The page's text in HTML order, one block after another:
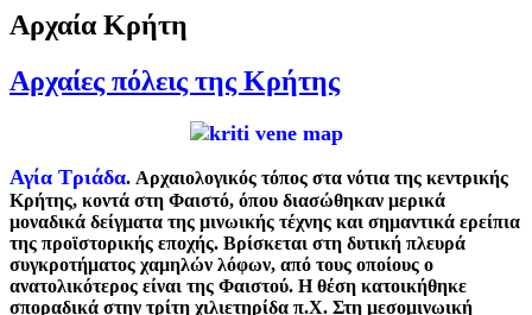
Αρχαία Κρήτη
Αρχαίες πόλεις της Κρήτης
Αγία Τριάδα. Αρχαιολογικός τόπος στα νότια της κεντρικής
Κρήτης, κοντά στη Φαιστό, όπου διασώθηκαν μερικά
μοναδικά δείγματα της μινωικής τέχνης και σημαντικά ερείπια
της προϊστορικής εποχής. Βρίσκεται στη δυτική πλευρά
συγκροτήματος χαμηλών λόφων, από τους οποίους ο
ανατολικότερος είναι της Φαιστού. Η θέση κατοικήθηκε
σποραδικά στην τρίτη χιλιετηρίδα π.Χ. Στη μεσομινωική